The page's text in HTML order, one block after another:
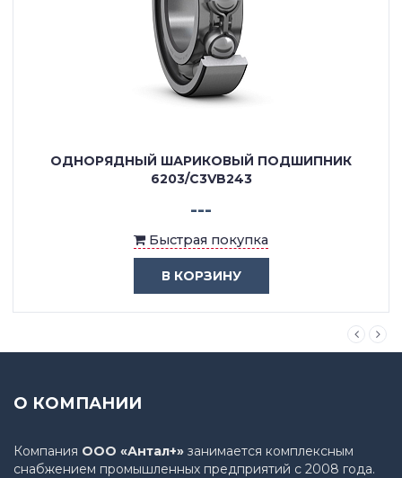
ОДНОРЯДНЫЙ ШАРИКОВЫЙ ПОДШИПНИК
6203/C3VB243
---
Быстрая покупка
В КОРЗИНУ
О КОМПАНИИ
Компания ООО «Антал+» занимается комплексным
снабжением промышленных предприятий с 2008 года.